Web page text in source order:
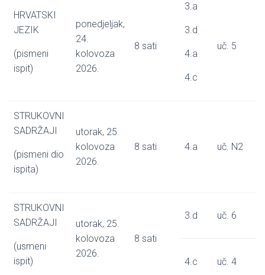
HRVATSKI
JEZIK
(pismeni
ispit)
ponedjeljak,
24.
kolovoza
2026.
8 sati
3.a
3.d
4.a
4.c
uč. 5
STRUKOVNI
SADRŽAJI
(pismeni dio
ispita)
utorak, 25.
kolovoza
2026.
8 sati 4.a uč. N2
STRUKOVNI
SADRŽAJI
(usmeni
ispit)
utorak, 25.
kolovoza
2026.
8 sati
3.d uč. 6
4.c uč. 4